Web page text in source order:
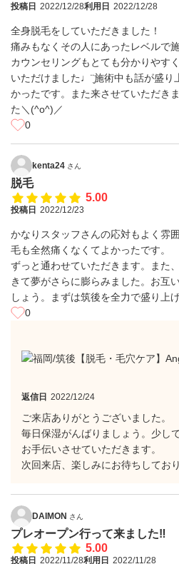
投稿日 2022/12/28利用日 2022/12/28
全身脱毛をしていただきました！
痛みもなくその人にあったレベルで
カウンセリングもとても分かりやす
いただけました♩¨̮施術中も話が盛り
かったです。また来させていただき
た＼(^o^)／
0
kenta24 さん
脱毛
5.00
投稿日 2022/12/23
かなりスタッフさんの応対もよく雰
毛も全然痛くなくてよかったです。
ずっと通わせていただきます。また
きて夢がさらに膨らみました。お互
しょう。まずは筑後を全力で盛り上
0
返信日 2022/12/24
ご来店ありがとうございました。
毎日保湿がんばりましょう。少し
お手伝いさせていただきます。
次回来店、楽しみにお待ちしており
DAIMON さん
プレオープン行って来ました‼︎
5.00
投稿日 2022/11/28利用日 2022/11/28